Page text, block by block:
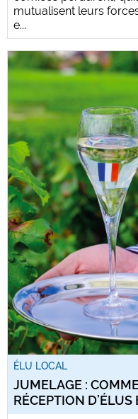
mutualisent leurs
e...
ÉLU LOCAL
JUMELAGE :
RÉCEPTION D’ÉLUS